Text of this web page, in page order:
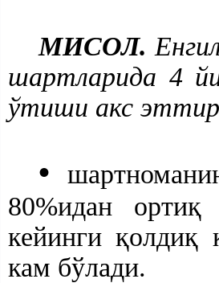
МИСОЛ.
шартларида 4
ўтиши акс
•
80%идан ортиқ
кейингиқолдиқ
кам бўлади.